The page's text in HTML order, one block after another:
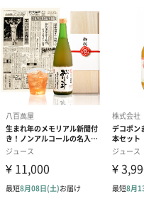
商品
お届けボックスオプション
配送用のダンボールを装飾
送りする際に人気のオプショ
合は、紙袋との併用もおすす